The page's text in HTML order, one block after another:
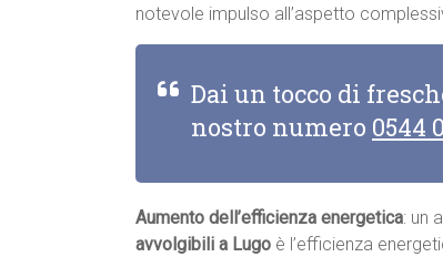
notevole impulso all’aspetto
Dai un tocco di
nostro numero 0544
Aumento dell’efficienza energetica: un
avvolgibili a Lugo è l’efficienza